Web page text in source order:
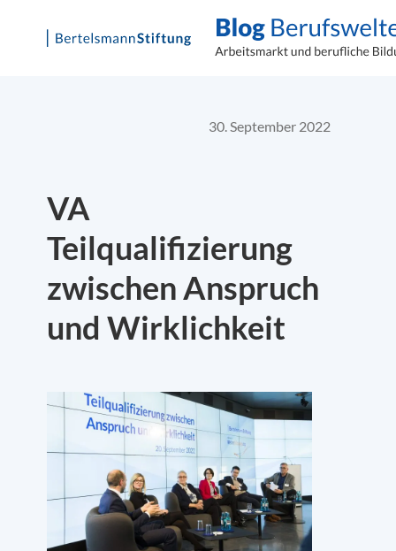
30. September 2022
VA
Teilqualifizierung
zwischen Anspruch
und Wirklichkeit